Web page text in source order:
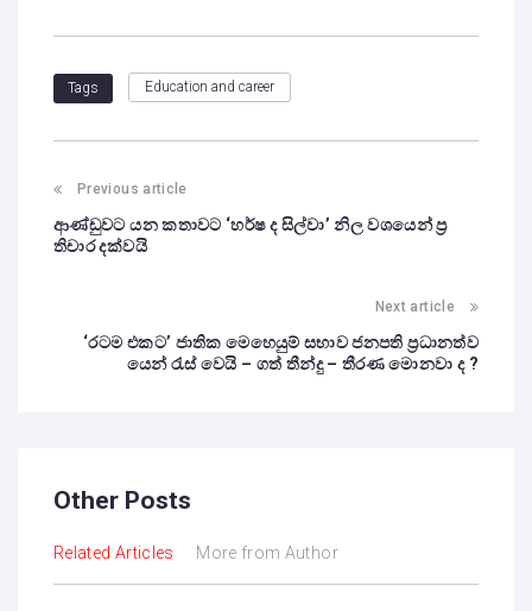
Tags Education and career
Previous article
ආණ්ඩුවට යන කතාවට ‘හර්ෂ ද සිල්වා’ නිල වශයෙන් ප්‍ර
තිචාර දක්වයි
Next article
‘රටම එකට’ ජාතික මෙහෙයුම් සභාව ජනපති ප්‍රධානත්ව
යෙන් රැස් වෙයි – ගත් තීන්දු – තීරණ මොනවා ද ?
Other Posts
Related Articles More from Author